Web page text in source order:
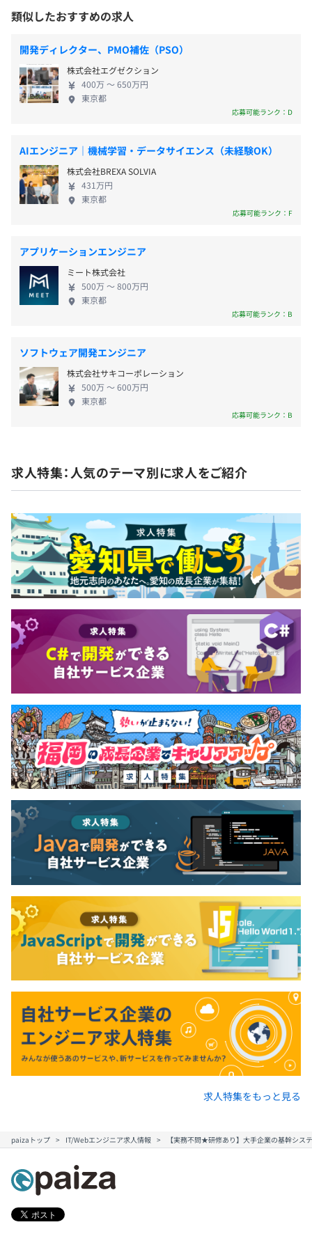
Technology Platform）
年に1度、評価面談を実施します。
若手社員は1Qに1回個別面談を設定しています。
育成期間中は、社内の研修成果などで評価しています。
社員数 94名
社員コンサルタントの多くが、外資系コンサルティングフ
■SAP導入プロジェクトは、約2～10名の開発エンジニア
ます。
■この他に設計チームや、業務チームとも一緒になりま
■開発手法はウォーターフォールです。
受動喫煙防止措置に関する事項
東京本社：大手町駅（駅直結）
【年間休日122日】
■完全週休2日制（土日）
■国民の祝祭日
■慶弔休暇
■出産・育児休暇
■有給休暇
■その他休暇
【手当】
■在宅手当
■資格手当
■退職金
■企業年金
■慶弔見舞金制度
■育児休暇制度
■結婚祝
年俸制のため支給なし
年1回（6月）
【保険】
■雇用保険
■労災保険
■健康保険
■厚生年金保険
無期雇用
3カ月（※待遇変動なし）
の前にいる人の思いや状況に理解を寄せ、一緒に難
しい問題を解決していこうとする意欲のある人たち
と一緒に仕事をしていきたいと考えています。 日本
を本拠とし、現在ではインドに支社を構え、今後さ
らにグローバルに拠点展開を見据えています。日本で
コンサルティングを極めるもよし、世界を視野にグ
ローバルに活躍するもよし。あなたの理想のキャリ
ャリアプランを考えていきましょう。開発スペシャ
リストはもちろんですが、将来マネジメントを志向
されていれば、開発管理やプロジェクトマネジャー
を目指してください。またITコンサルタントとして
お客様の業務改善やDX推進に関わっていただくこと
類似したおすすめの求人
開発ディレクター、PMO補佐（PSO）
株式会社エグゼクション
400万 〜 650万円
東京都
応募可能ランク：D
AIエンジニア｜機械学習・データサイエンス（未経験OK）
株式会社BREXA SOLVIA
431万円
東京都
応募可能ランク：F
アプリケーションエンジニア
ミート株式会社
500万 〜 800万円
東京都
応募可能ランク：B
ソフトウェア開発エンジニア
株式会社サキコーポレーション
500万 〜 600万円
東京都
応募可能ランク：B
求人特集：人気のテーマ別に求人をご紹介
求人特集をもっと見る
paizaトップ IT/Webエンジニア求人情報 【実務不問★研修あり】大手企業の基幹シ